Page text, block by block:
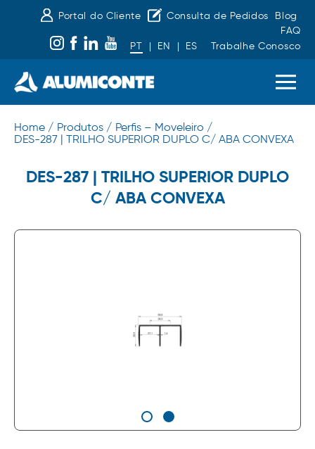
Portal do Cliente Consulta de Pedidos
Blog
FAQ
PT
| EN | ES Trabalhe Conosco
Home / Produtos / Perfis – Moveleiro /
DES-287 | TRILHO SUPERIOR DUPLO C/ ABA CONVEXA
DES-287 | TRILHO SUPERIOR DUPLO
C/ ABA CONVEXA